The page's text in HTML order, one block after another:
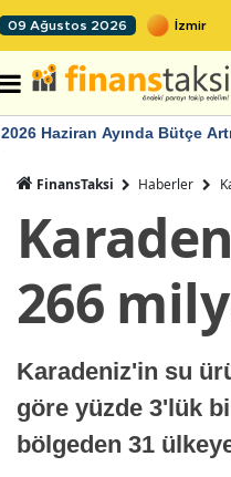
09 Ağustos 2026
2026 Haziran Ayında Bütçe
FinansTaksi Haberler
266
Karadeniz'in su
göre yüzde 3'lük
bölgeden 31